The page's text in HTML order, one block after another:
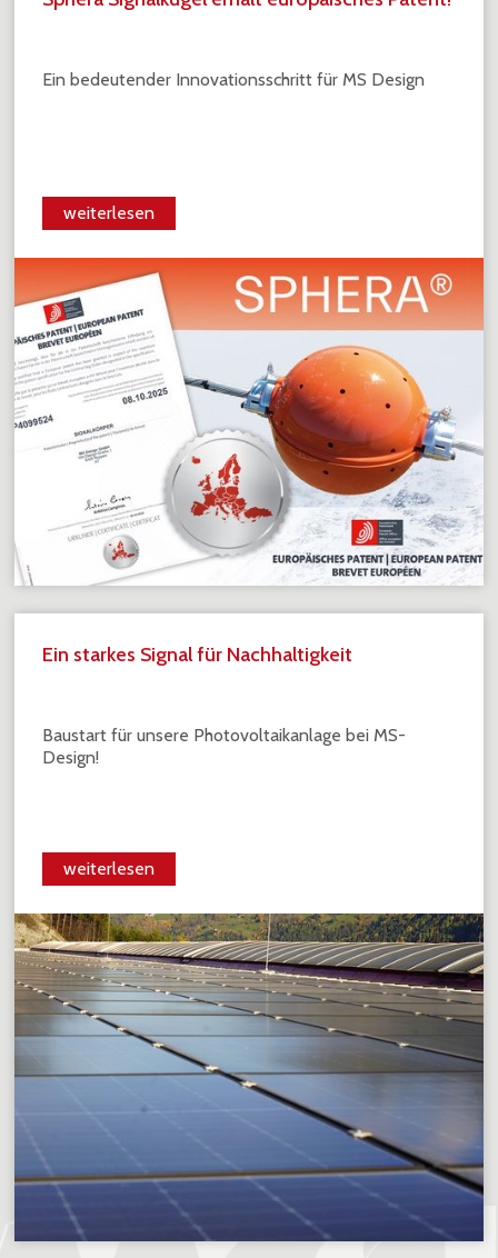
Ein bedeutender Innovationsschritt für MS Design
weiterlesen
Ein starkes Signal für Nachhaltigkeit
Baustart für unsere Photovoltaikanlage bei MS-
Design!
weiterlesen